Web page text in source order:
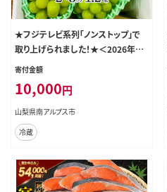
★フジテレビ系列「ノンストップ」で
取り上げられました！★＜2026年発
送先行予約＞南アルプス市産シャイ
ール便発送 ALPAG007
寄付金額
10,000円
山梨県南アルプス市
冷蔵